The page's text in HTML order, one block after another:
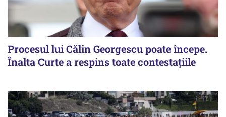
Procesul lui Călin Georgescu poate începe.
Înalta Curte a respins toate contestațiile